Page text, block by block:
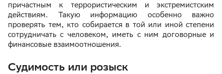
причастным к террористическим и экстремистским
действиям. Такую информацию особенно важно
проверять тем, кто собирается в той или иной степени
сотрудничать с человеком, иметь с ним договорные и
финансовые взаимоотношения.
Судимость или розыск